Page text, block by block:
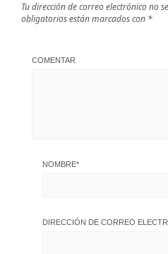
Tu dirección de correo electrónico no
obligatorios están marcados con *
COMENTAR
NOMBRE*
DIRECCIÓN DE CORREO